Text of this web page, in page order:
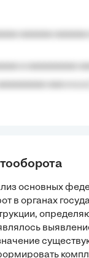
основных
в органах